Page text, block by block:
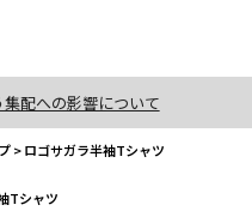
配への影響について
>ロゴサガラ半袖Tシャツ
Tシャツ